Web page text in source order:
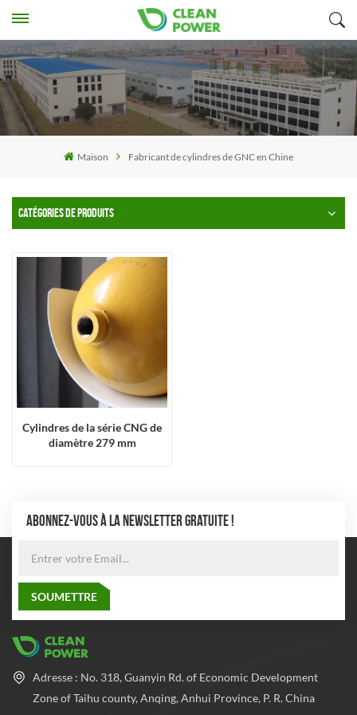
Maison Fabricant de cylindres de GNC en Chine
CATÉGORIES DE PRODUITS
Cylindres de la série CNG de
diamètre 279 mm
ABONNEZ-VOUS À LA NEWSLETTER GRATUITE !
Adresse : No. 318, Guanyin Rd. of Economic Development
Zone of Taihu county, Anqing, Anhui Province, P. R. China